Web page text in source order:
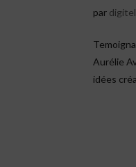
par
Aurélie
idées